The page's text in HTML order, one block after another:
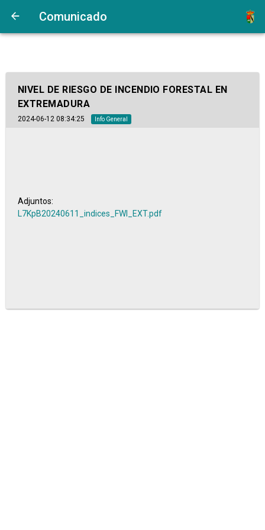
Comunicado
NIVEL DE RIESGO DE INCENDIO FORESTAL EN
EXTREMADURA
2024-06-12 08:34:25 Info General
Adjuntos:
L7KpB20240611_indices_FWI_EXT.pdf